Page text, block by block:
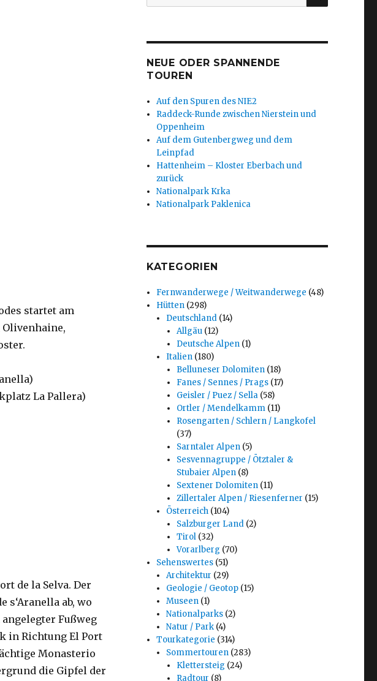
startet am
Olivenhaine,
La Pallera)
de la Selva. Der
s‘Aranella ab, wo
Fußweg
in Richtung El Port
Monasterio
die Gipfel der
nach:
NEUE ODER SPANNENDE
TOUREN
Auf den Spuren des NIE2
Raddeck-Runde zwischen Nierstein und
Oppenheim
Auf dem Gutenbergweg und dem
Leinpfad
Hattenheim – Kloster Eberbach und
zurück
Nationalpark Krka
Nationalpark Paklenica
KATEGORIEN
Fernwanderwege / Weitwanderwege (48)
Hütten (298)
Deutschland (14)
Allgäu(12)
Deutsche Alpen(1)
Italien (180)
Belluneser Dolomiten(18)
Fanes / Sennes / Prags(17)
Geisler / Puez / Sella(58)
Ortler / Mendelkamm(11)
Rosengarten / Schlern / Langkofel
(37)
Sarntaler Alpen(5)
Sesvennagruppe / Ötztaler &
Stubaier Alpen(8)
Sextener Dolomiten(11)
Zillertaler Alpen / Riesenferner (15)
Österreich (104)
Salzburger Land(2)
Tirol(32)
Vorarlberg (70)
Sehenswertes (51)
Architektur (29)
Geologie / Geotop (15)
Museen (1)
Nationalparks (2)
Natur / Park (4)
Tourkategorie (314)
Sommertouren (283)
Klettersteig (24)
Radtour (8)